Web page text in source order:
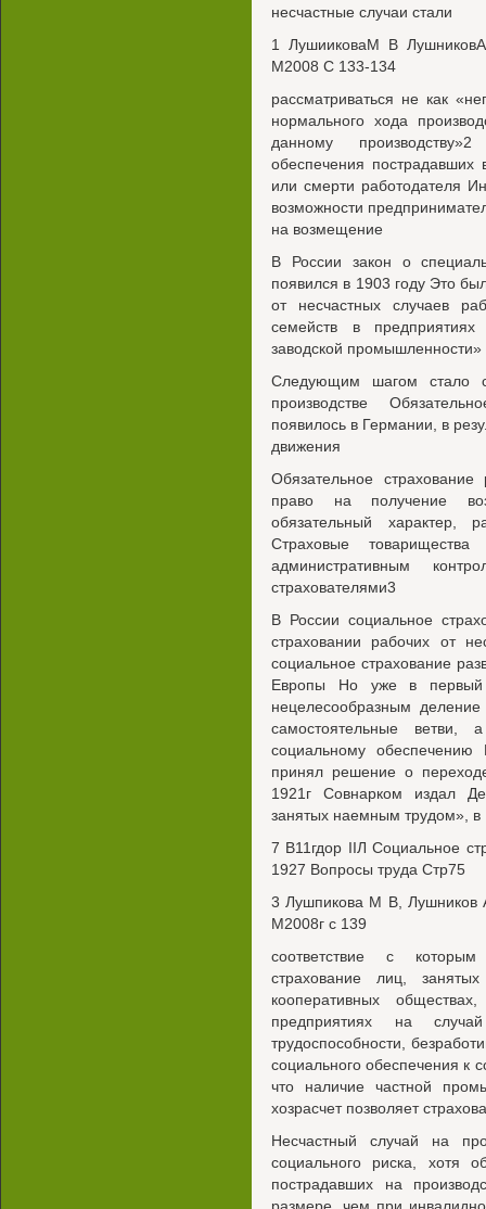
несчастные случаи стали
1 ЛушииковаМ В
М2008 С 133-134
рассматриваться не как
нормального хода
данному
обеспечения пострадавших
или смерти работодателя
возможности
на возмещение
В России закон о
появился в 1903 году Это
от несчастных случаев
семейств в
заводской промышленности»
Следующим шагом стало
производстве
появилось в Германии, в
движения
Обязательное
право на получение
обязательный характер,
Страховые
административным
страхователями3
В России социальное
страховании рабочих от
социальное страхование
Европы Но уже в первый
нецелесообразным
самостоятельные
социальному
принял решение о
1921г Совнарком издал
занятых наемным трудом», в
7 В11гдор IIЛ Социальное
1927 Вопросы труда Стр75
3 Лушпикова М В, Лушников
М2008г с 139
соответствие с
страхование лиц,
кооперативных
предприятиях на
трудоспособности,
социального обеспечения к
что наличие частной
хозрасчет позволяет
Несчастный случай на
социального риска, хотя
пострадавших на